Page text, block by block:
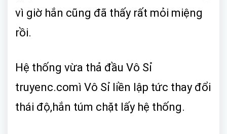
vì giờ hắn cũng đã thấy rất mỏi miệng
rồi.
Hệ thống vừa thả đầu Vô Sỉ
truyenc.comì Vô Sỉ liền lập tức thay đổi
thái độ,hắn túm chặt lấy hệ thống.